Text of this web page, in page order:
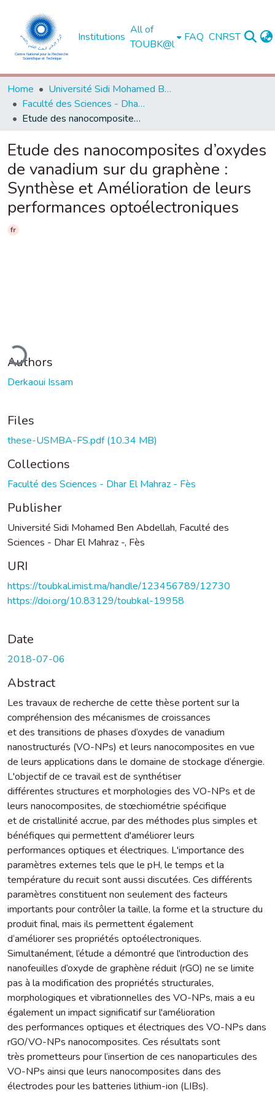
Institutions
All of
TOUBK@l
FAQ CNRST
Home
Université Sidi Mohamed Ben Abdellah de Fès
Faculté des Sciences - Dhar El Mahraz - Fès
Etude des nanocomposites d’oxydes de vanadium sur du graphène : Synthèse et Amélioration de leurs performances optoélectroniques
Etude des nanocomposites d’oxydes
de vanadium sur du graphène :
Synthèse et Amélioration de leurs
performances optoélectroniques
fr
Loading...
Authors
Derkaoui Issam
Files
these-USMBA-FS.pdf(10.34 MB)
Collections
Faculté des Sciences - Dhar El Mahraz - Fès
Publisher
Université Sidi Mohamed Ben Abdellah, Faculté des
Sciences - Dhar El Mahraz -, Fès
URI
https://toubkal.imist.ma/handle/123456789/12730
https://doi.org/10.83129/toubkal-19958
Date
2018-07-06
Abstract
Les travaux de recherche de cette thèse portent sur la
compréhension des mécanismes de croissances
et des transitions de phases d‘oxydes de vanadium
nanostructurés (VO-NPs) et leurs nanocomposites en vue
de leurs applications dans le domaine de stockage d‘énergie.
L'objectif de ce travail est de synthétiser
différentes structures et morphologies des VO-NPs et de
leurs nanocomposites, de stœchiométrie spécifique
et de cristallinité accrue, par des méthodes plus simples et
bénéfiques qui permettent d'améliorer leurs
performances optiques et électriques. L'importance des
paramètres externes tels que le pH, le temps et la
température du recuit sont aussi discutées. Ces différents
paramètres constituent non seulement des facteurs
importants pour contrôler la taille, la forme et la structure du
produit final, mais ils permettent également
d‘améliorer ses propriétés optoélectroniques.
Simultanément, l‘étude a démontré que l'introduction des
nanofeuilles d‘oxyde de graphène réduit (rGO) ne se limite
pas à la modification des propriétés structurales,
morphologiques et vibrationnelles des VO-NPs, mais a eu
également un impact significatif sur l'amélioration
des performances optiques et électriques des VO-NPs dans
rGO/VO-NPs nanocomposites. Ces résultats sont
très prometteurs pour l‘insertion de ces nanoparticules des
VO-NPs ainsi que leurs nanocomposites dans des
électrodes pour les batteries lithium-ion (LIBs).